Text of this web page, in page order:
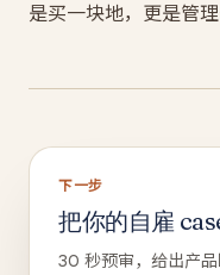
是买一块地，更是管
下一步
把你的自雇
30 秒预审，给出产